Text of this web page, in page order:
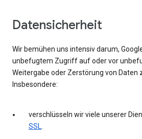
Datensicherheit
Wir bemühen uns intensiv darum,
unbefugtem Zugriff auf oder vor
Weitergabe oder Zerstörung von Daten
Insbesondere:
verschlüsseln wir viele unserer
SSL.